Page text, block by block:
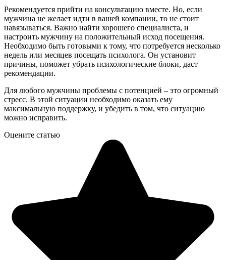
Рекомендуется прийти на консультацию вместе. Но, если
мужчина не желает идти в вашей компании, то не стоит
навязываться. Важно найти хорошего специалиста, и
настроить мужчину на положительный исход посещения.
Необходимо быть готовыми к тому, что потребуется несколько
недель или месяцев посещать психолога. Он установит
причины, поможет убрать психологические блоки, даст
рекомендации.
Для любого мужчины проблемы с потенцией – это огромный
стресс. В этой ситуации необходимо оказать ему
максимальную поддержку, и убедить в том, что ситуацию
можно исправить.
Оцените статью